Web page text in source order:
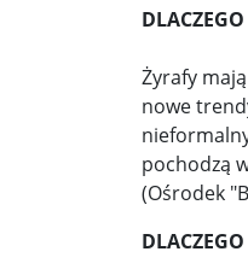
Żyrafy
nowe
pochodzą
(Ośrodek